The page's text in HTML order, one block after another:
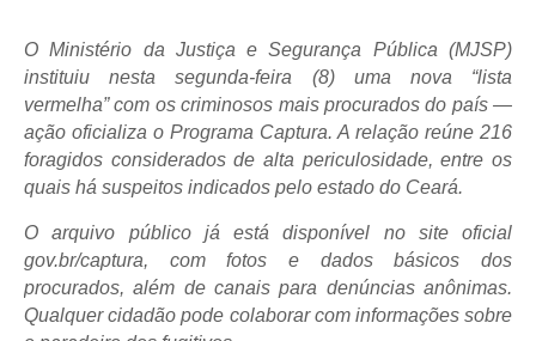
O Ministério da Justiça e Segurança Pública (MJSP)
instituiu nesta segunda-feira (8) uma nova “lista
vermelha” com os criminosos mais procurados do país —
ação oficializa o Programa Captura. A relação reúne 216
foragidos considerados de alta periculosidade, entre os
quais há suspeitos indicados pelo estado do Ceará.
O arquivo público já está disponível no site oficial
gov.br/captura, com fotos e dados básicos dos
procurados, além de canais para denúncias anônimas.
Qualquer cidadão pode colaborar com informações sobre